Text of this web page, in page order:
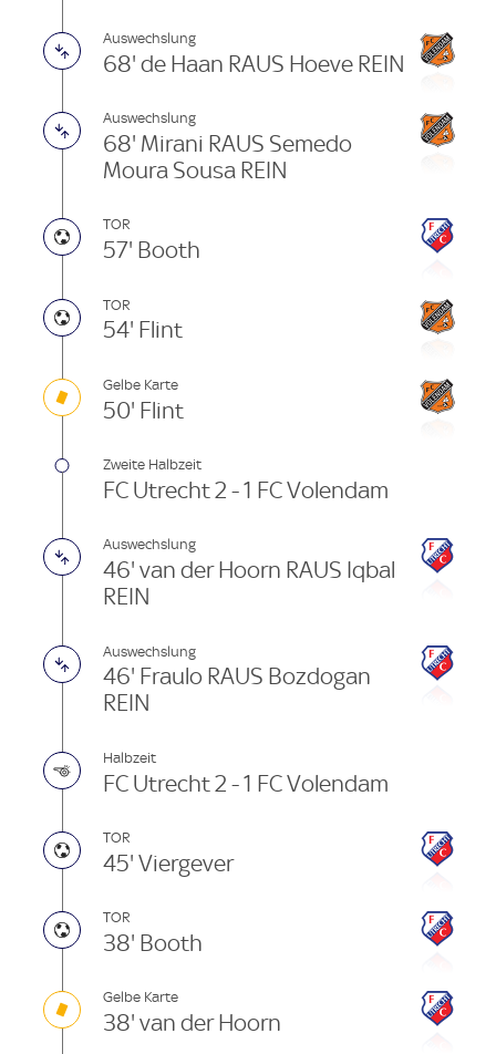
Auswechslung
68' de Haan RAUS Hoeve REIN
Auswechslung
68' Mirani RAUS Semedo
Moura Sousa REIN
TOR
57' Booth
TOR
54' Flint
Gelbe Karte
50' Flint
Zweite Halbzeit
FC Utrecht 2 - 1 FC Volendam
Auswechslung
46' van der Hoorn RAUS Iqbal
REIN
Auswechslung
46' Fraulo RAUS Bozdogan
REIN
Halbzeit
FC Utrecht 2 - 1 FC Volendam
TOR
45' Viergever
TOR
38' Booth
Gelbe Karte
38' van der Hoorn